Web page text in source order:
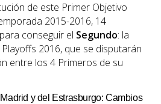
de este Primer Objetivo
2015-2016, 14
conseguir el Segundo: la
2016, que se disputarán
entre los 4 Primeros de su
y del Estrasburgo: Cambios